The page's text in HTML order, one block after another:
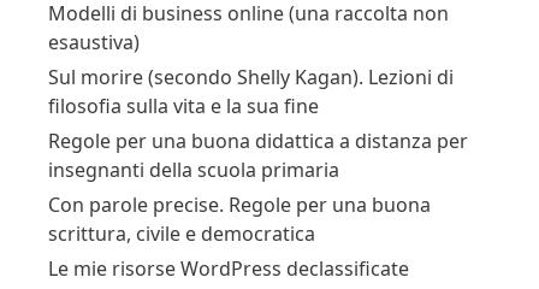
Modelli di business online (una raccolta non
esaustiva)
Sul morire (secondo Shelly Kagan). Lezioni di
filosofia sulla vita e la sua fine
Regole per una buona didattica a distanza per
insegnanti della scuola primaria
Con parole precise. Regole per una buona
scrittura, civile e democratica
Le mie risorse WordPress declassificate